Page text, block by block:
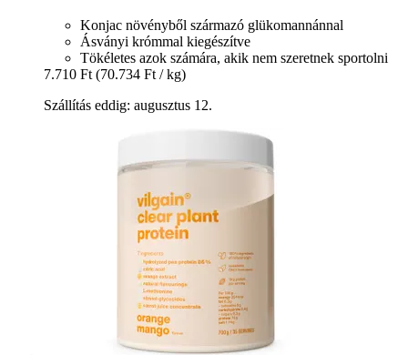
Konjac növényből származó glükomannánnal
Ásványi krómmal kiegészítve
Tökéletes azok számára, akik nem szeretnek sportolni
7.710 Ft (70.734 Ft / kg)
Szállítás eddig: augusztus 12.